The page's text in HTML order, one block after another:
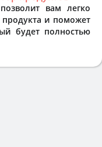
вам легко
и поможет
будет полностью